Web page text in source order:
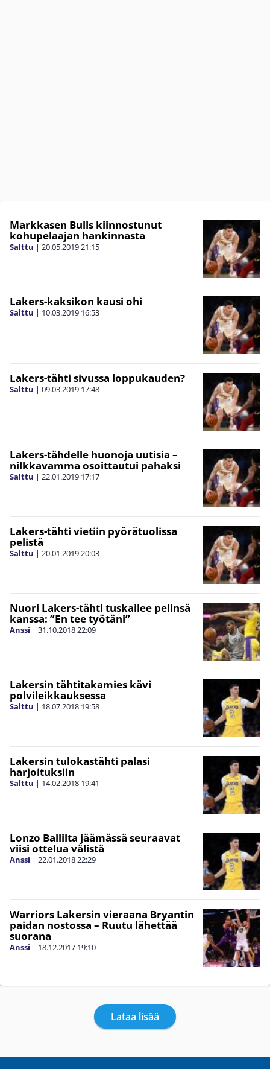
Markkasen Bulls kiinnostunut
kohupelaajan hankinnasta
Salttu | 20.05.201921:15
Lakers-kaksikon kausi ohi
Salttu | 10.03.2019 16:53
Lakers-tähti sivussa loppukauden?
Salttu | 09.03.2019 17:48
Lakers-tähdelle huonoja uutisia –
nilkkavamma osoittautui pahaksi
Salttu | 22.01.2019 17:17
Lakers-tähti vietiin pyörätuolissa
pelistä
Salttu | 20.01.201920:03
Nuori Lakers-tähti tuskailee pelinsä
kanssa: ”En tee työtäni”
Anssi | 31.10.201822:09
Lakersin tähtitakamies kävi
polvileikkauksessa
Salttu | 18.07.2018 19:58
Lakersin tulokastähti palasi
harjoituksiin
Salttu | 14.02.2018 19:41
Lonzo Ballilta jäämässä seuraavat
viisi ottelua välistä
Anssi | 22.01.201822:29
Warriors Lakersin vieraana Bryantin
paidan nostossa – Ruutu lähettää
suorana
Anssi | 18.12.2017 19:10
Lataa lisää